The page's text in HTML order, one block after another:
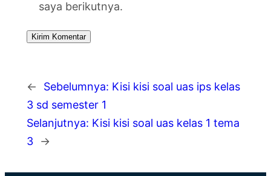
saya berikutnya.
← Sebelumnya: Kisi kisi soal uas ips kelas
3 sd semester 1
Selanjutnya: Kisi kisi soal uas kelas 1 tema
3
→